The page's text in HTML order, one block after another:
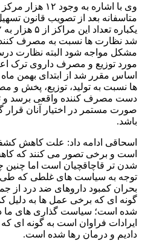
وی با اشاره به
متاسفانه بعد از تصویب قانون
شد نظارت ها نسبت به مصرف کننده
مشکل مواجه شود البته نظارت
مورد توزیع و مصرف داروی ترک
اساس مقرر شد از ابتدای بهمن
ها نسبت به تولید، توزیع، پخش و
دست مصرف کننده واقعی برسد و
صورت مستمر در اختیار آنان قرار
باشد.
اسحاقی ادامه داد: علت کاهش
است و برخی تصور می کنند که
شدن تر قاچاقچیان است اما چنین
بحران کمبود داروهای ضد درد از
گونه ای که برخی عمل ها به دلیل
شده است؛ سیاست گذاری های ما
ایرادات فراوان است به گونه ای
دادیم و درمان رها شده است.